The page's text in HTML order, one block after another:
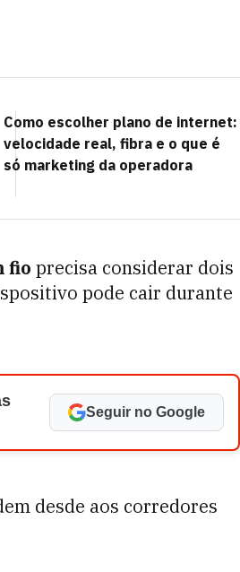
Como escolher plano de internet:
velocidade real, fibra e o que é
só marketing da operadora
fio precisa considerar dois
pode cair durante
Seguir no Google
desde aos corredores